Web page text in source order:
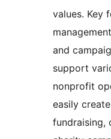
values. Key
and
support
nonprofit
easily
fundraising,